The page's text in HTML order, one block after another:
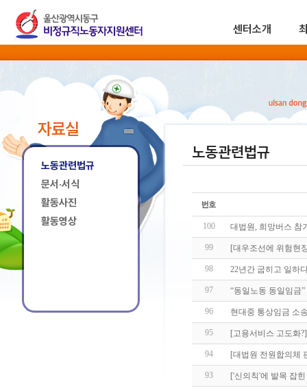
센터소개
자료실
노동관련법규
문서·서식
활동사진
활동영상
노동관련법규
100 대법원, 희망버스 참
99 [대우조선에 위험
98 22년간 굽히고 일하
97 “동일노동 동일임금
96 현대중 통상임금 소
95 [고용서비스 고도화
94 [대법원 전원합의체
93 ['신의칙'에 발목 잡